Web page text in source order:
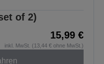
of 2)
15,99 €
inkl. MwSt. (13,44 € ohne MwSt.)